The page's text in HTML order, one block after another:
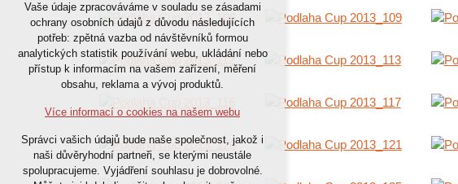
Technická cookies
nutná pro provozování webu
udržení kontextu stránek (session):
případná přihlášení, volby jazyka, apod.
Volitelná cookies
vyhodnocení návštěvnosti
marketingová cookies (Google)
Vaše údaje zpracováváme v souladu se zásadami
ochrany osobních údajů z důvodu následujících
potřeb: zpětná vazba od návštěvníků formou
analytických statistik používání webu, ukládání nebo
přístup k informacím na vašem zařízení, měření
obsahu, reklama a vývoj produktů.
Více informací o cookies na našem webu
Správci vašich údajů bude naše společnost, jakož i
naši důvěryhodní partneři, se kterými neustále
spolupracujeme. Vyjádření souhlasu je dobrovolné.